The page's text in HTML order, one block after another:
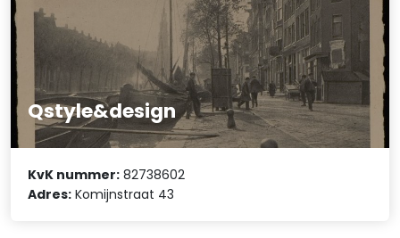
Qstyle&design
KvK nummer: 82738602
Adres: Komijnstraat 43